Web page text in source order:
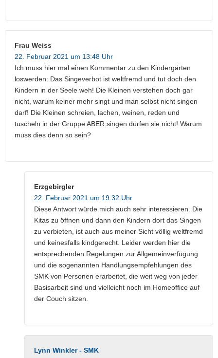
Frau Weiss
22. Februar 2021 um 13:48 Uhr
Ich muss hier mal einen Kommentar zu den Kindergärten
loswerden: Das Singeverbot ist weltfremd und tut doch den
Kindern in der Seele weh! Die Kleinen verstehen doch gar
nicht, warum keiner mehr singt und man selbst nicht singen
darf! Die Kleinen schreien, lachen, weinen, reden und
tuscheln in der Gruppe ABER singen dürfen sie nicht! Warum
muss dies denn so sein?
Erzgebirgler
22. Februar 2021 um 19:32 Uhr
Diese Antwort würde mich auch sehr interessieren. Die
Kitas zu öffnen und dann den Kindern dort das Singen
zu verbieten, ist auch aus meiner Sicht völlig weltfremd
und keinesfalls kindgerecht. Leider werden hier die
entsprechenden Regelungen zur Allgemeinverfügung
und die sogenannten Handlungsempfehlungen des
SMK von Personen erarbeitet, die weit weg von jeder
Basisarbeit sind und vielleicht noch im Homeoffice auf
der Couch sitzen.
Lynn Winkler - SMK